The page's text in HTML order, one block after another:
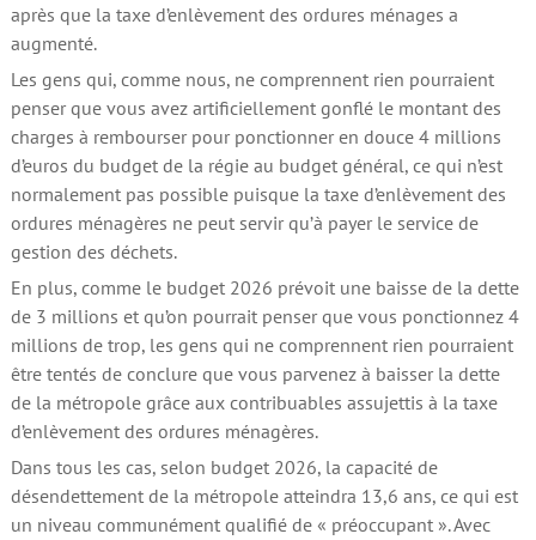
après que la taxe d’enlèvement des ordures ménages a
augmenté.
Les gens qui, comme nous, ne comprennent rien pourraient
penser que vous avez artificiellement gonflé le montant des
charges à rembourser pour ponctionner en douce 4 millions
d’euros du budget de la régie au budget général, ce qui n’est
normalement pas possible puisque la taxe d’enlèvement des
ordures ménagères ne peut servir qu’à payer le service de
gestion des déchets.
En plus, comme le budget 2026 prévoit une baisse de la dette
de 3 millions et qu’on pourrait penser que vous ponctionnez 4
millions de trop, les gens qui ne comprennent rien pourraient
être tentés de conclure que vous parvenez à baisser la dette
de la métropole grâce aux contribuables assujettis à la taxe
d’enlèvement des ordures ménagères.
Dans tous les cas, selon budget 2026, la capacité de
désendettement de la métropole atteindra 13,6 ans, ce qui est
un niveau communément qualifié de « préoccupant ». Avec